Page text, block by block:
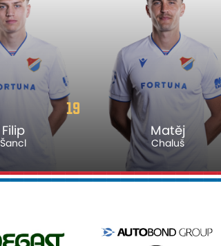
19
Filip
Šancl
Matěj
Chaluš